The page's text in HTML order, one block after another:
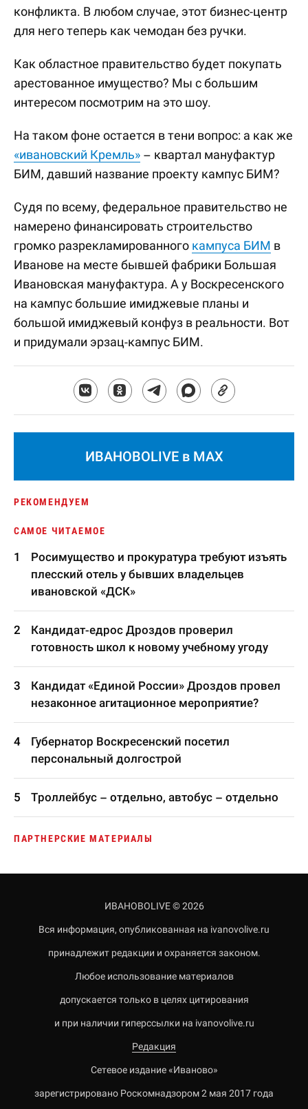
конфликта. В любом случае, этот бизнес-центр
для него теперь как чемодан без ручки.
Как областное правительство будет покупать
арестованное имущество? Мы с большим
интересом посмотрим на это шоу.
На таком фоне остается в тени вопрос: а как же
«ивановский Кремль» – квартал мануфактур
БИМ, давший название проекту кампус БИМ?
Судя по всему, федеральное правительство не
намерено финансировать строительство
громко разрекламированного кампуса БИМ в
Иванове на месте бывшей фабрики Большая
Ивановская мануфактура. А у Воскресенского
на кампус большие имиджевые планы и
большой имиджевый конфуз в реальности. Вот
и придумали эрзац-кампус БИМ.
ИВАНОВОLIVE в MAX
РЕКОМЕНДУЕМ
САМОЕ ЧИТАЕМОЕ
Росимущество и прокуратура требуют изъять
плесский отель у бывших владельцев
ивановской «ДСК»
Кандидат-едрос Дроздов проверил
готовность школ к новому учебному угоду
Кандидат «Единой России» Дроздов провел
незаконное агитационное мероприятие?
Губернатор Воскресенский посетил
персональный долгострой
Троллейбус – отдельно, автобус – отдельно
ПАРТНЕРСКИЕ МАТЕРИАЛЫ
ИВАНОВОLIVE © 2026
Вся информация, опубликованная на ivanovolive.ru
принадлежит редакции и охраняется законом.
Любое использование материалов
допускается только в целях цитирования
и при наличии гиперссылки на ivanovolive.ru
Редакция
Сетевое издание «Иваново»
зарегистрировано Роскомнадзором 2 мая 2017 года